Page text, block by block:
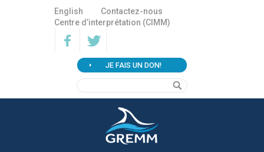
English
Contactez-nous
Centre d’interprétation (CIMM)
JE FAIS UN DON!